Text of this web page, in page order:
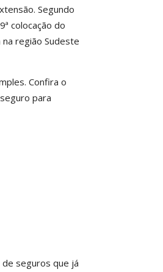
Segundo
colocação do
região Sudeste
Confira o
para
seguros que já